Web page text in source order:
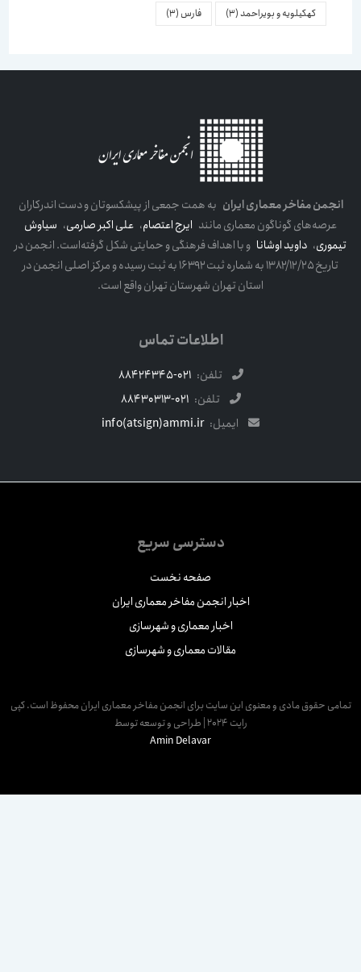
کهکیلویه و بویراحمد(3) فارس(3)
انجمن مفاخر معماری ایرانبه همت جمعی از پیشکسوتان و دست اندرکاران
عرصه‌های گوناگون معماری مانندایرج اعتصام،علی اکبر صارمی،سیاوش
تیموری،داوید اوشاناو با اهداف فرهنگی و حمایتی شکل گرفته‌است. انجمن در
تاریخ ۱۳۸۲/۱۲/۲۵ به شماره ثبت ۱۶۳۹۲ به ثبت رسیده و مرکز اصلی انجمن در
استان تهران شهرستان تهران واقع است.
اطلاعات تماس
تلفن: 021-88424345
تلفن: 021-88430313
ایمیل: info(atsign)ammi.ir
دسترسی سریع
صفحه نخست
اخبار انجمن مفاخر معماری ایران
اخبار معماری و شهرسازی
مقالات معماری و شهرسازی
حقوق مادی و معنوی این سایت برای انجمن مفاخر معماری ایران محفوظ است. کپی
رایت 2024 | طراحی و توسعه توسط
Amin Delavar